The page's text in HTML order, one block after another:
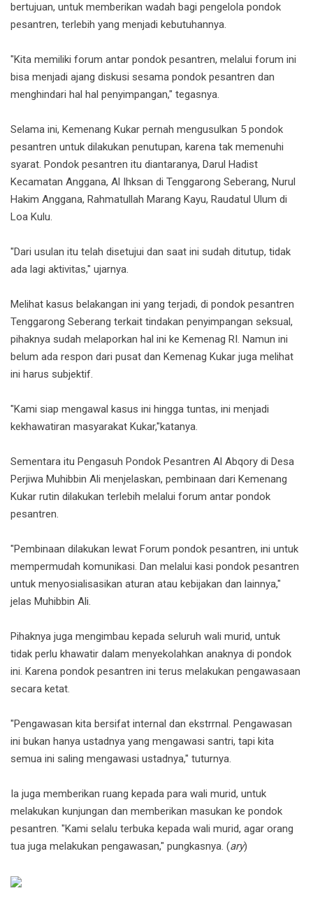
bertujuan, untuk memberikan wadah bagi pengelola pondok
pesantren, terlebih yang menjadi kebutuhannya.
"Kita memiliki forum antar pondok pesantren, melalui forum ini
bisa menjadi ajang diskusi sesama pondok pesantren dan
menghindari hal hal penyimpangan," tegasnya.
Selama ini, Kemenang Kukar pernah mengusulkan 5 pondok
pesantren untuk dilakukan penutupan, karena tak memenuhi
syarat. Pondok pesantren itu diantaranya, Darul Hadist
Kecamatan Anggana, Al Ihksan di Tenggarong Seberang, Nurul
Hakim Anggana, Rahmatullah Marang Kayu, Raudatul Ulum di
Loa Kulu.
"Dari usulan itu telah disetujui dan saat ini sudah ditutup, tidak
ada lagi aktivitas," ujarnya.
Melihat kasus belakangan ini yang terjadi, di pondok pesantren
Tenggarong Seberang terkait tindakan penyimpangan seksual,
pihaknya sudah melaporkan hal ini ke Kemenag RI. Namun ini
belum ada respon dari pusat dan Kemenag Kukar juga melihat
ini harus subjektif.
"Kami siap mengawal kasus ini hingga tuntas, ini menjadi
kekhawatiran masyarakat Kukar,"katanya.
Sementara itu Pengasuh Pondok Pesantren Al Abqory di Desa
Perjiwa Muhibbin Ali menjelaskan, pembinaan dari Kemenang
Kukar rutin dilakukan terlebih melalui forum antar pondok
pesantren.
"Pembinaan dilakukan lewat Forum pondok pesantren, ini untuk
mempermudah komunikasi. Dan melalui kasi pondok pesantren
untuk menyosialisasikan aturan atau kebijakan dan lainnya,"
jelas Muhibbin Ali.
Pihaknya juga mengimbau kepada seluruh wali murid, untuk
tidak perlu khawatir dalam menyekolahkan anaknya di pondok
ini. Karena pondok pesantren ini terus melakukan pengawasaan
secara ketat.
"Pengawasan kita bersifat internal dan ekstrrnal. Pengawasan
ini bukan hanya ustadnya yang mengawasi santri, tapi kita
semua ini saling mengawasi ustadnya," tuturnya.
Ia juga memberikan ruang kepada para wali murid, untuk
melakukan kunjungan dan memberikan masukan ke pondok
pesantren. "Kami selalu terbuka kepada wali murid, agar orang
tua juga melakukan pengawasan," pungkasnya. (ary)